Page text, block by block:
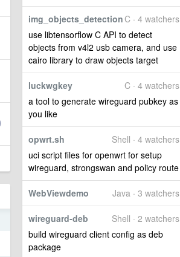
C · 4 watchers
img_objects_detection
use libtensorflow C API to detect
objects from v4l2 usb camera, and use
cairo library to draw objects target
C · 4 watchers
luckwgkey
a tool to generate wireguard pubkey as
you like
Shell · 4 watchers
opwrt.sh
uci script files for openwrt for setup
wireguard, strongswan and policy route
Java · 3 watchers
WebViewdemo
Shell · 2 watchers
wireguard-deb
build wireguard client config as deb
package